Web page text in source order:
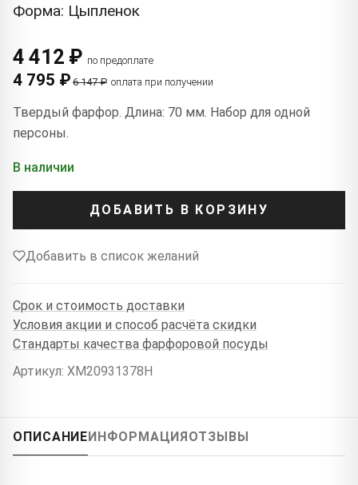
Форма: Цыпленок
4 412 ₽ по предоплате
4 795 ₽ 6 147 ₽ оплата при получении
Твердый фарфор. Длина: 70 мм. Набор для одной
персоны.
В наличии
ДОБАВИТЬ В КОРЗИНУ
Добавить в список желаний
Срок и стоимость доставки
Условия акции и способ расчёта скидки
Стандарты качества фарфоровой посуды
Артикул: XM20931378H
ОПИСАНИЕИНФОРМАЦИЯОТЗЫВЫ